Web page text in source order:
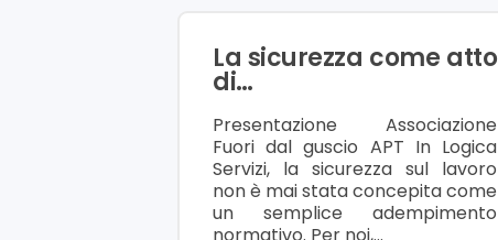
La sicurezza come atto
di…
Presentazione Associazione
Fuori dal guscio APT In Logica
Servizi, la sicurezza sul lavoro
non è mai stata concepita come
un semplice adempimento